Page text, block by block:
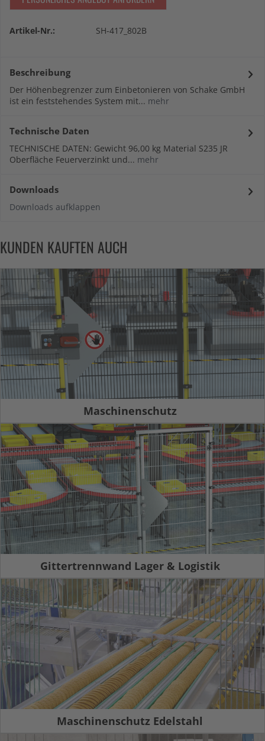
Artikel-Nr.: SH-417_802B
Beschreibung
Der Höhenbegrenzer zum Einbetonieren von Schake GmbH
ist ein feststehendes System mit... mehr
Technische Daten
TECHNISCHE DATEN: Gewicht 96,00 kg Material S235 JR
Oberfläche Feuerverzinkt und... mehr
Downloads
Downloads aufklappen
KUNDEN KAUFTEN AUCH
Maschinenschutz
Gittertrennwand Lager & Logistik
Maschinenschutz Edelstahl